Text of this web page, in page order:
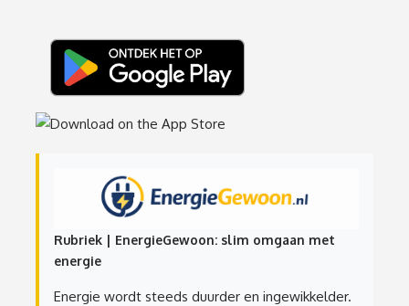
Rubriek | EnergieGewoon: slim omgaan met
energie
Energie wordt steeds duurder en ingewikkelder.